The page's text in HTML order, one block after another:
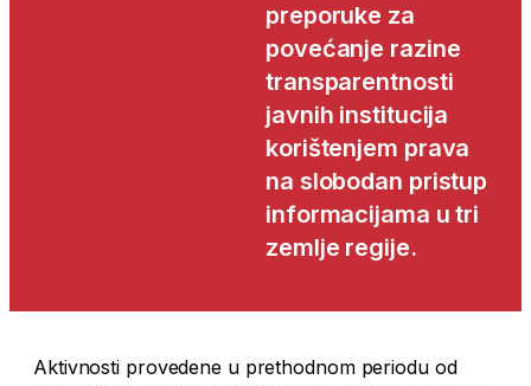
preporuke za
povećanje razine
transparentnosti
javnih institucija
korištenjem prava
na slobodan pristup
informacijama u tri
zemlje regije.
Aktivnosti provedene u prethodnom periodu od